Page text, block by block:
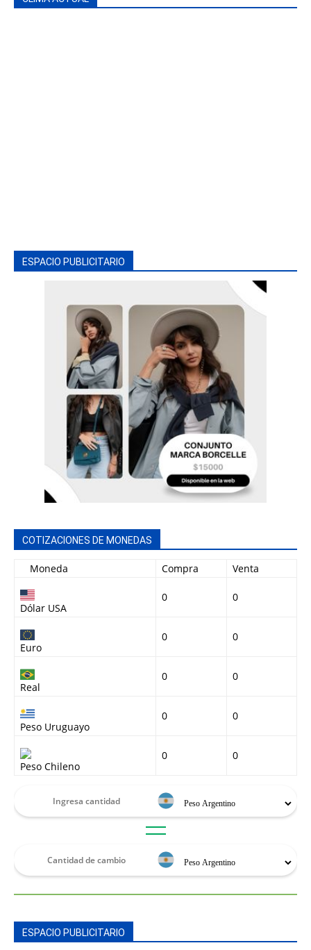
ESPACIO PUBLICITARIO
COTIZACIONES DE MONEDAS
Moneda Compra Venta
Dólar USA
0 0
Euro
0 0
Real
0 0
Peso Uruguayo
0 0
Peso Chileno
0 0
ESPACIO PUBLICITARIO